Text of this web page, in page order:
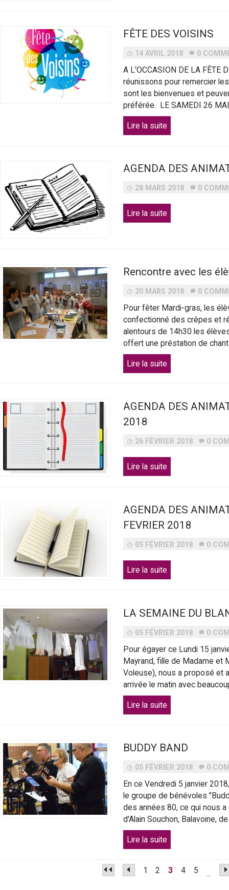
P
a
i
s
e
FÊTE DES VOISINS
14 AVRIL 2018 0
A L'OCCASION DE LA FÊTE
réunissons pour remercier
sont les bienvenues et
préférée. LE SAMEDI 26
Lire la suite
AGENDA DES
28 MARS 2018 0
Lire la suite
Rencontre avec les
20 MARS 2018 0
Pour fêter Mardi-gras, les
confectionné des crêpes et
alentours de 14h30 les
offert une préstation de
Lire la suite
AGENDA DES
2018
26 FÉVRIER 2018 0
Lire la suite
AGENDA DES
FEVRIER 2018
05 FÉVRIER 2018 0
Lire la suite
LA SEMAINE DU
05 FÉVRIER 2018 0
Pour égayer ce Lundi 15
Mayrand, fille de Madame et
Voleuse), nous a proposé et
arrivée le matin avec
Lire la suite
BUDDY BAND
05 FÉVRIER 2018 0
En ce Vendredi 5 janvier
le groupe de bénévoles
des années 80, ce qui nous
d'Alain Souchon, Balavoine,
Lire la suite
1 2 3 4 5 …